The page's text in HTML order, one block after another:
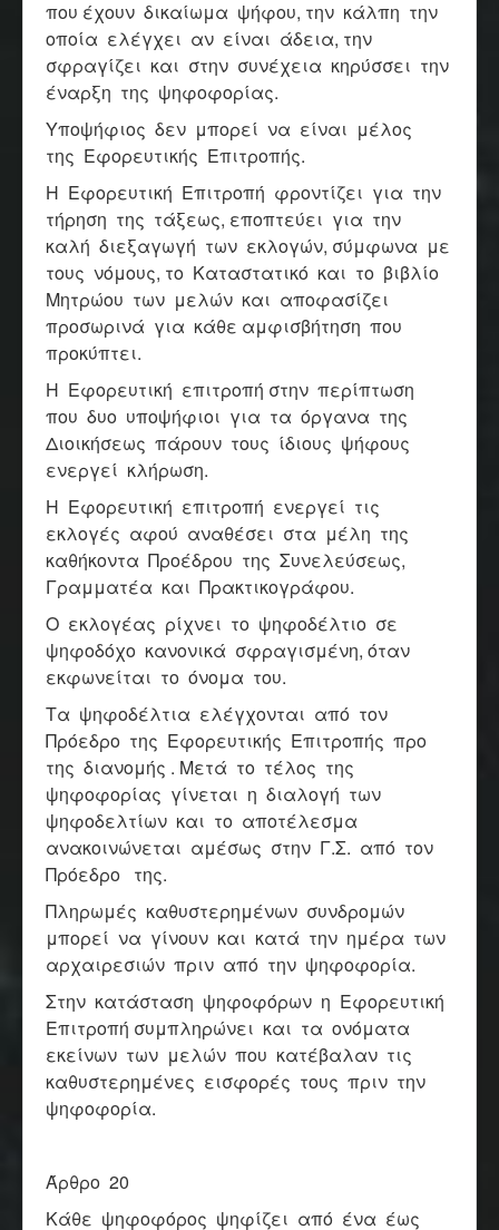
που έχουν δικαίωμα ψήφου, την κάλπη την
οποία ελέγχει αν είναι άδεια, την
σφραγίζει και στην συνέχεια κηρύσσει την
έναρξη της ψηφοφορίας.
Υποψήφιος δεν μπορεί να είναι μέλος
της Εφορευτικής Επιτροπής.
Η Εφορευτική Επιτροπή φροντίζει για την
τήρηση της τάξεως, εποπτεύει για την
καλή διεξαγωγή των εκλογών, σύμφωνα με
τους νόμους, το Καταστατικό και το βιβλίο
Μητρώου των μελών και αποφασίζει
προσωρινά για κάθε αμφισβήτηση που
προκύπτει.
Η Εφορευτική επιτροπή στην περίπτωση
που δυο υποψήφιοι για τα όργανα της
Διοικήσεως πάρουν τους ίδιους ψήφους
ενεργεί κλήρωση.
Η Εφορευτική επιτροπή ενεργεί τις
εκλογές αφού αναθέσει στα μέλη της
καθήκοντα Προέδρου της Συνελεύσεως,
Γραμματέα και Πρακτικογράφου.
Ο εκλογέας ρίχνει το ψηφοδέλτιο σε
ψηφοδόχο κανονικά σφραγισμένη, όταν
εκφωνείται το όνομα του.
Τα ψηφοδέλτια ελέγχονται από τον
Πρόεδρο της Εφορευτικής Επιτροπής προ
της διανομής . Μετά το τέλος της
ψηφοφορίας γίνεται η διαλογή των
ψηφοδελτίων και το αποτέλεσμα
ανακοινώνεται αμέσως στην Γ.Σ. από τον
Πρόεδρο της.
Πληρωμές καθυστερημένων συνδρομών
μπορεί να γίνουν και κατά την ημέρα των
αρχαιρεσιών πριν από την ψηφοφορία.
Στην κατάσταση ψηφοφόρων η Εφορευτική
Επιτροπή συμπληρώνει και τα ονόματα
εκείνων των μελών που κατέβαλαν τις
καθυστερημένες εισφορές τους πριν την
ψηφοφορία.
Άρθρο 20
Κάθε ψηφοφόρος ψηφίζει από ένα έως